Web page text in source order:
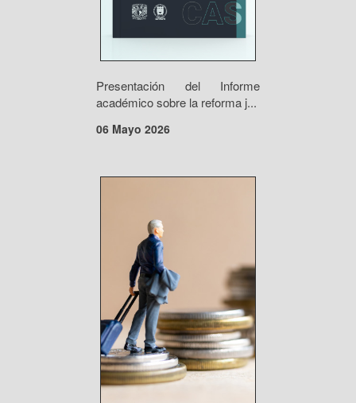
Presentación del Informe
académico sobre la reforma j...
06 Mayo 2026